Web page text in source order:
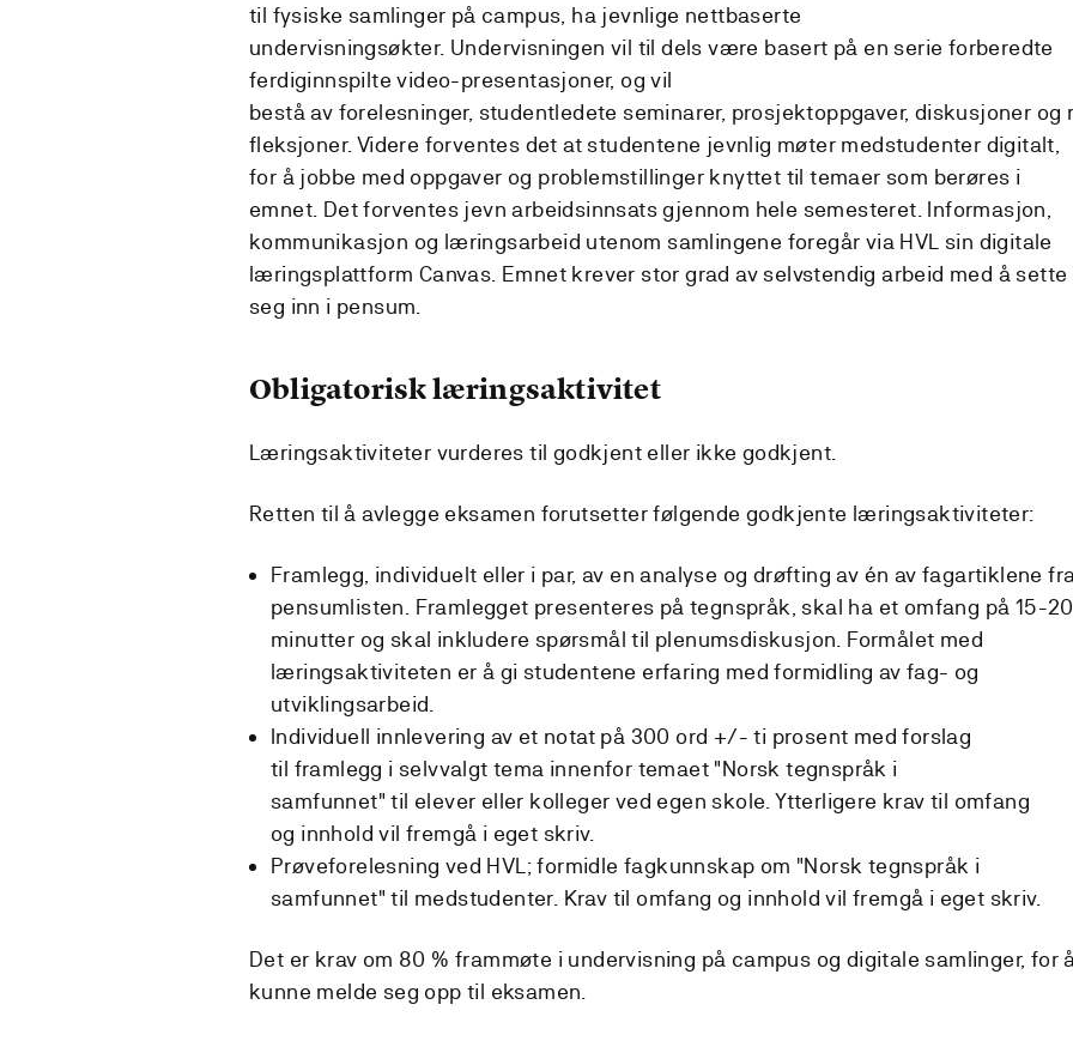
til fysiske samlinger på campus, ha jevnlige nettbaserte
undervisningsøkter. Undervisningen vil til dels være basert på en serie forberedte
ferdiginnspilte video-presentasjoner, og vil
bestå av forelesninger, studentledete seminarer, prosjektoppgaver, diskusjoner og
fleksjoner. Videre forventes det at studentene jevnlig møter medstudenter digitalt,
for å jobbe med oppgaver og problemstillinger knyttet til temaer som berøres i
emnet. Det forventes jevn arbeidsinnsats gjennom hele semesteret. Informasjon,
kommunikasjon og læringsarbeid utenom samlingene foregår via HVL sin digitale
læringsplattform Canvas. Emnet krever stor grad av selvstendig arbeid med å sette
seg inn i pensum.
Obligatorisk læringsaktivitet
Læringsaktiviteter vurderes til godkjent eller ikke godkjent.
Retten til å avlegge eksamen forutsetter følgende godkjente læringsaktiviteter:
Framlegg, individuelt eller i par, av en analyse og drøfting av én av fagartiklene
pensumlisten. Framlegget presenteres på tegnspråk, skal ha et omfang på 15-20
minutter og skal inkludere spørsmål til plenumsdiskusjon. Formålet med
læringsaktiviteten er å gi studentene erfaring med formidling av fag- og
utviklingsarbeid.
Individuell innlevering av et notat på 300 ord +/- ti prosent med forslag
til framlegg i selvvalgt tema innenfor temaet "Norsk tegnspråk i
samfunnet" til elever eller kolleger ved egen skole. Ytterligere krav til omfang
og innhold vil fremgå i eget skriv.
Prøveforelesning ved HVL; formidle fagkunnskap om "Norsk tegnspråk i
samfunnet" til medstudenter. Krav til omfang og innhold vil fremgå i eget skriv.
Det er krav om 80 % frammøte i undervisning på campus og digitale samlinger, for
kunne melde seg opp til eksamen.